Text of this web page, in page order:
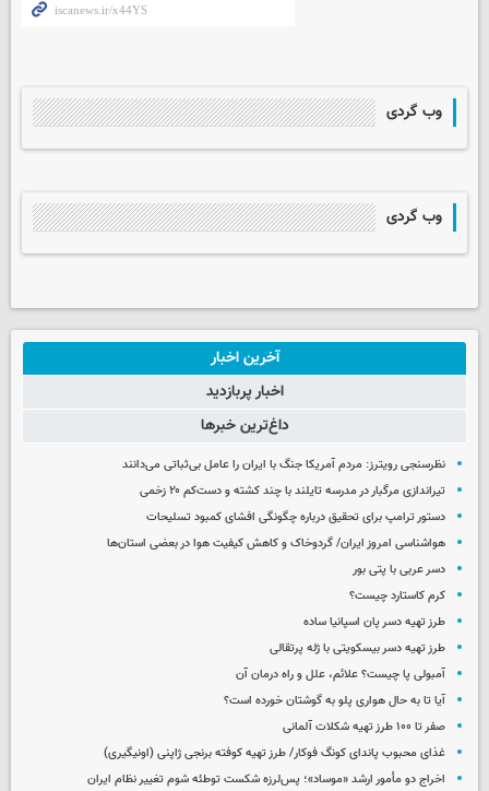
وب گردی
وب گردی
آخرین اخبار
اخبار پربازدید
داغ‌ترین خبرها
نظرسنجی رویترز: مردم آمریکا جنگ با ایران را عامل بی‌ثباتی می‌دانند
تیراندازی مرگبار در مدرسه‌ تایلند با چند کشته و دست‌کم ۲۰ زخمی
دستور ترامپ برای تحقیق درباره چگونگی افشای کمبود تسلیحات
هواشناسی امروز ایران/ گردوخاک و کاهش کیفیت هوا در بعضی استان‌ها
دسر عربی با پتی بور
کرم کاستارد چیست؟
طرز تهیه دسر پان اسپانیا ساده
طرز تهیه دسر بیسکویتی با ژله پرتقالی
آمبولی پا چیست؟ علائم، علل و راه درمان آن
آیا تا به حال هواری پلو به گوشتان خورده است؟
صفر تا ۱۰۰ طرز تهیه شکلات آلمانی
غذای محبوب پاندای کونگ فوکار/ طرز تهیه کوفته برنجی ژاپنی (اونیگیری)
اخراج دو مأمور ارشد «موساد»؛ پس‌لرزه شکست توطئه شوم تغییر نظام ایران